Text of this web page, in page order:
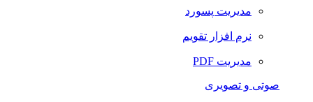
مدیریت پسورد
نرم افزار تقویم
مدیریت PDF
صوتی و تصویری